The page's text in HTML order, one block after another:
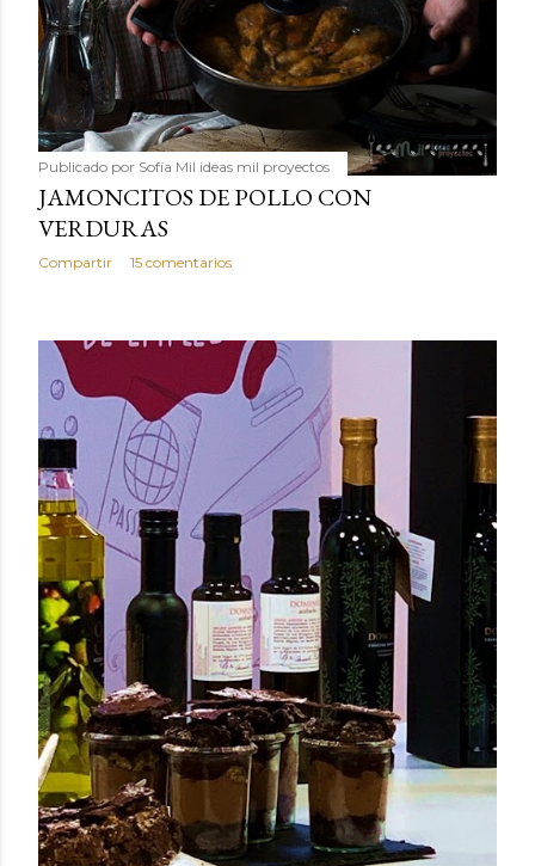
Publicado por Sofía Mil ideas mil proyectos
JAMONCITOS DE POLLO CON
VERDURAS
Compartir 15 comentarios